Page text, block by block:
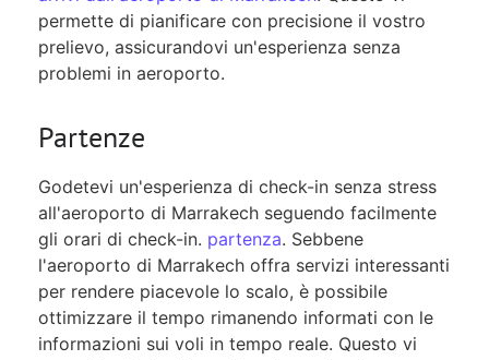
permette di pianificare con precisione il vostro
prelievo, assicurandovi un'esperienza senza
problemi in aeroporto.
Partenze
Godetevi un'esperienza di check-in senza stress
all'aeroporto di Marrakech seguendo facilmente
gli orari di check-in. partenza. Sebbene
l'aeroporto di Marrakech offra servizi interessanti
per rendere piacevole lo scalo, è possibile
ottimizzare il tempo rimanendo informati con le
informazioni sui voli in tempo reale. Questo vi